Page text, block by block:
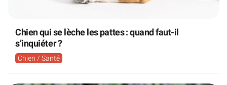
Chien qui se lèche les pattes : quand faut-il
s’inquiéter ?
Chien / Santé